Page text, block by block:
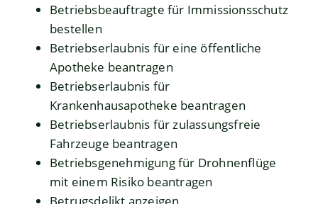
Betriebsbeauftragte für Immissionsschutz
bestellen
Betriebserlaubnis für eine öffentliche
Apotheke beantragen
Betriebserlaubnis für
Krankenhausapotheke beantragen
Betriebserlaubnis für zulassungsfreie
Fahrzeuge beantragen
Betriebsgenehmigung für Drohnenflüge
mit einem Risiko beantragen